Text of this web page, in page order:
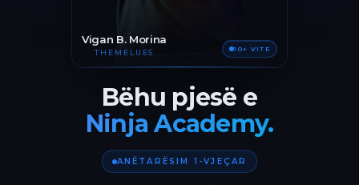
Vigan B. Morina
THEMELUES 10+ VITE
Bëhu pjesë e
Ninja Academy.
ANËTARËSIM 1-VJEÇAR